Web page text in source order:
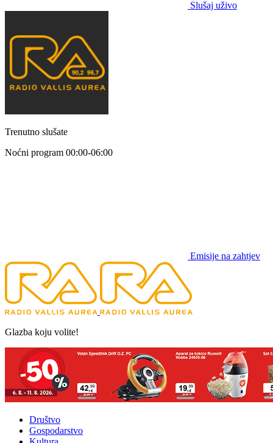
Slušaj uživo
Trenutno slušate
Noćni program 00:00-06:00
Emisije na zahtjev
Glazba koju volite!
Društvo
Gospodarstvo